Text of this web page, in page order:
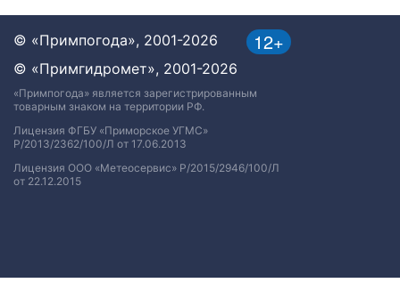
12+
© «Примпогода», 2001-2026
© «Примгидромет», 2001-2026
«Примпогода» является зарегистрированным
товарным знаком на территории РФ.
Лицензия ФГБУ «Приморское УГМС»
Р/2013/2362/100/Л от 17.06.2013
Лицензия ООО «Метеосервис» Р/2015/2946/100/Л
от 22.12.2015